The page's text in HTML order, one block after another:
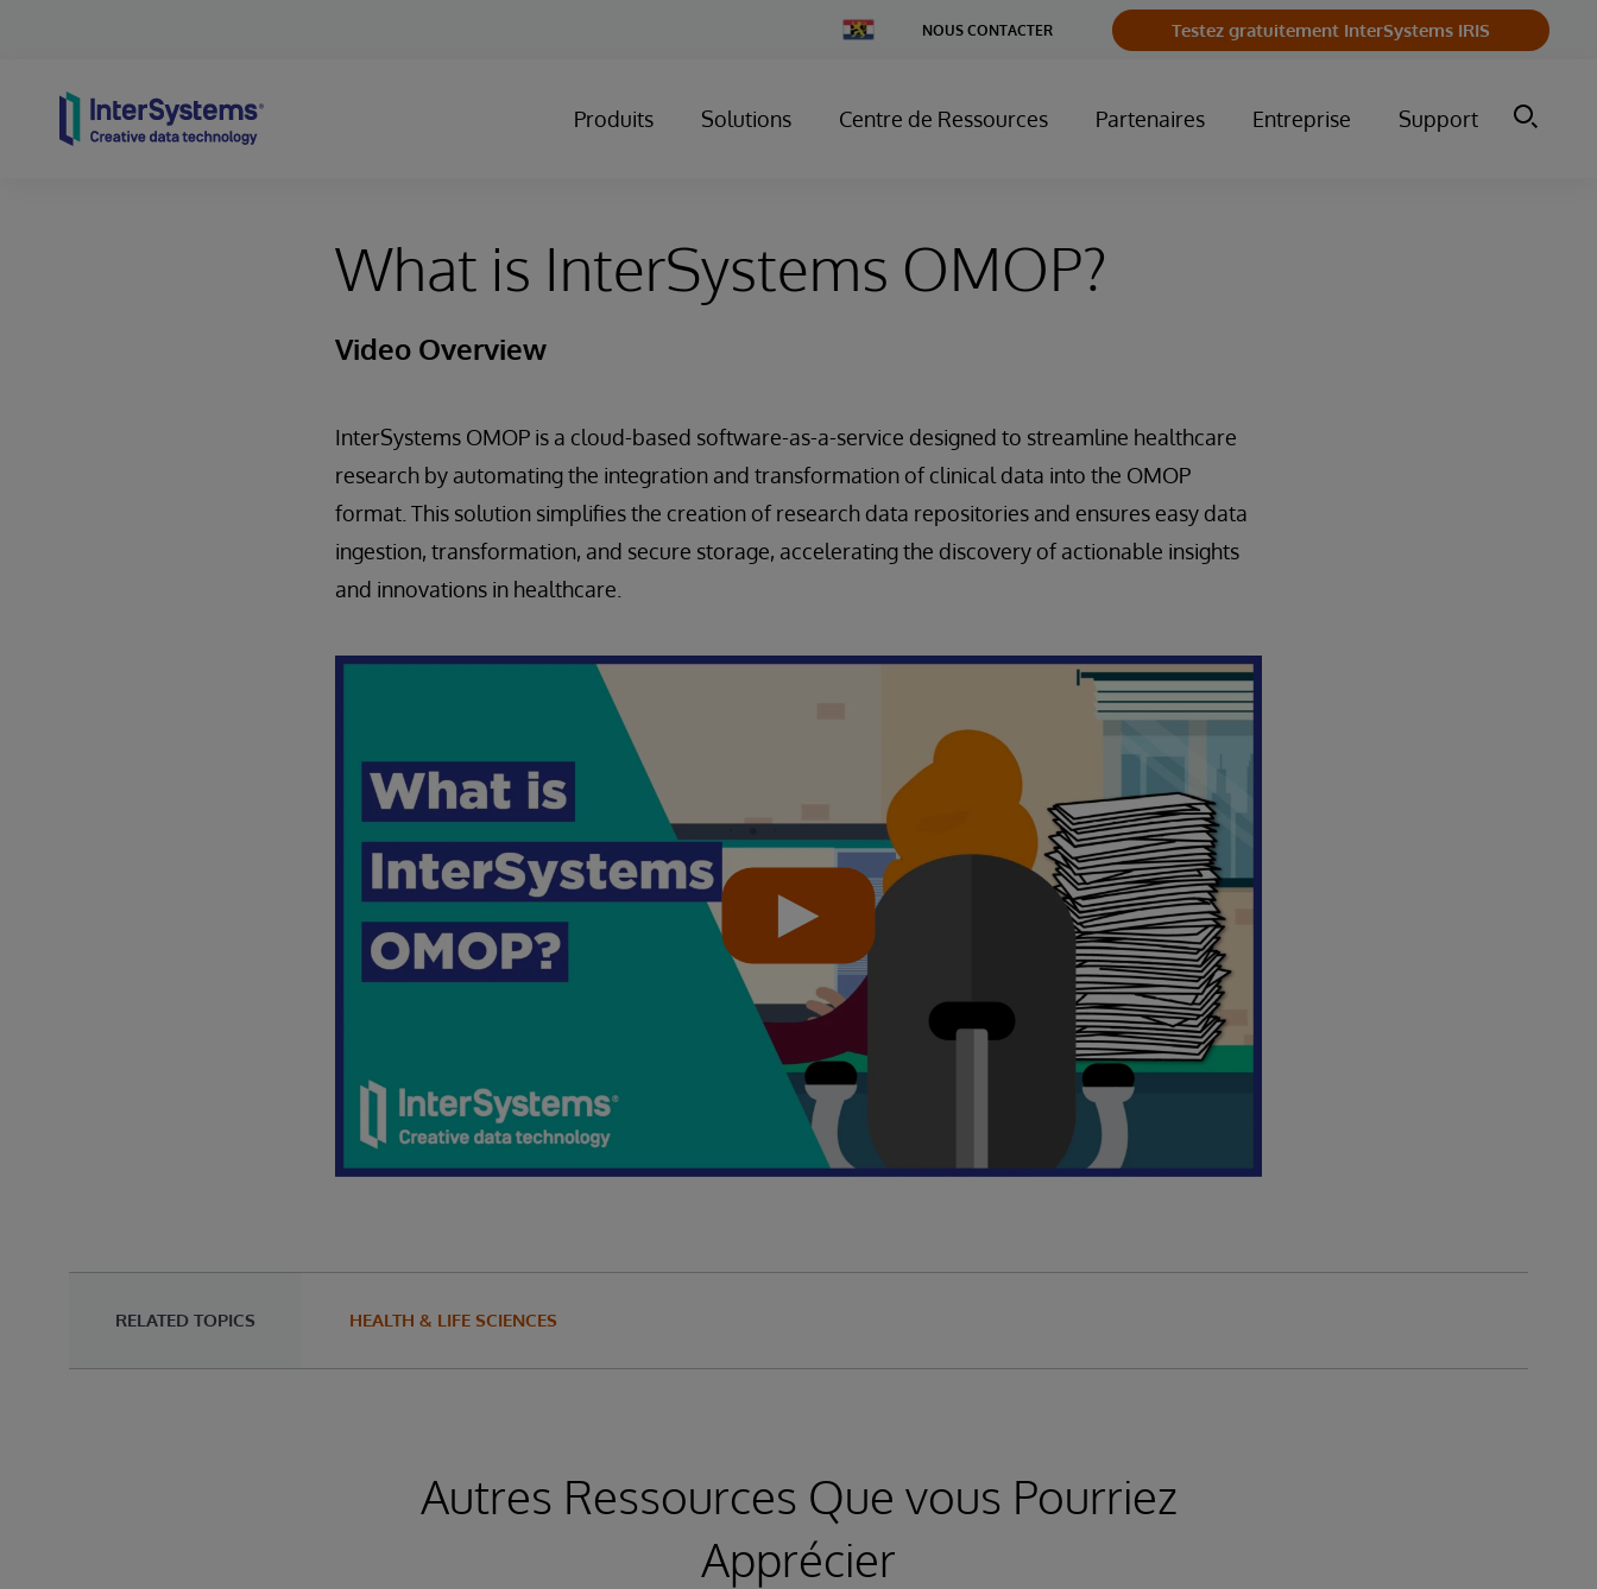
Change
Country
NOUS CONTACTER Testez gratuitement InterSystems IRIS
Produits Solutions Centre de Ressources Partenaires Entreprise Support
What is InterSystems OMOP?
Video Overview
InterSystems OMOP is a cloud-based software-as-a-service designed to streamline healthcare
research by automating the integration and transformation of clinical data into the OMOP
format. This solution simplifies the creation of research data repositories and ensures easy data
ingestion, transformation, and secure storage, accelerating the discovery of actionable insights
and innovations in healthcare.
RELATED TOPICS HEALTH & LIFE SCIENCES
Autres Ressources Que vous Pourriez
Apprécier